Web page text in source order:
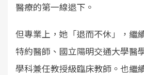
醫療的第一線退下。
但專業上，她「退而不休」，繼
特約醫師、國立陽明交通大學醫
學科兼任教授級臨床教師。也繼